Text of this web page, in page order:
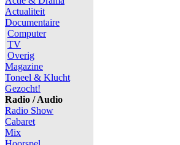
Actualiteit
Documentaire
Computer
TV
Overig
Magazine
Toneel & Klucht
Gezocht!
Radio / Audio
Radio Show
Cabaret
Mix